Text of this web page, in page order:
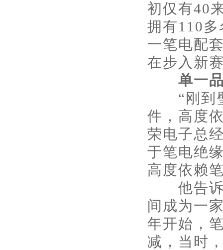
初仅有40
拥有110
一笔电配
在步入新
单一
“刚到璧
件，高度
荣电子总
于笔电绝
高度依赖
他告诉
间成为一
年开始，
减，当时